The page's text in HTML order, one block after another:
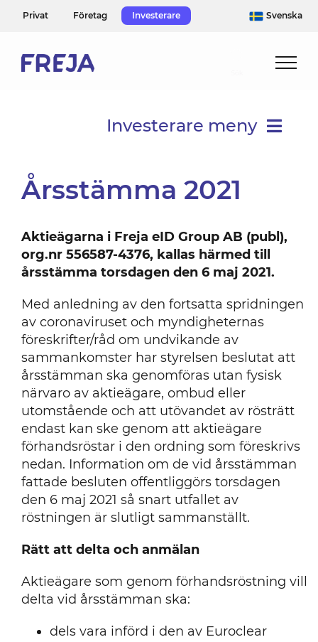
Privat Företag Investerare Svenska
Investerare meny
Finansiell kalender
Aktien
Pressmeddelande
Årsstämma 2021
Aktieägarna i Freja eID Group AB (publ),
org.nr 556587-4376, kallas härmed till
årsstämma torsdagen den 6 maj 2021.
Med anledning av den fortsatta spridningen
av coronaviruset och myndigheternas
föreskrifter/råd om undvikande av
sammankomster har styrelsen beslutat att
årsstämman ska genomföras utan fysisk
närvaro av aktieägare, ombud eller
utomstående och att utövandet av rösträtt
endast kan ske genom att aktieägare
förhandsröstar i den ordning som föreskrivs
nedan. Information om de vid årsstämman
fattade besluten offentliggörs torsdagen
den 6 maj 2021 så snart utfallet av
röstningen är slutligt sammanställt.
Rätt att delta och anmälan
Aktieägare som genom förhandsröstning vill
delta vid årsstämman ska:
dels vara införd i den av Euroclear